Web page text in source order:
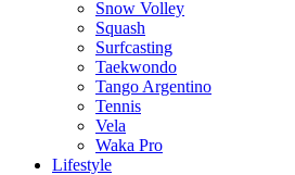
Snow Volley
Squash
Surfcasting
Taekwondo
Tango Argentino
Tennis
Vela
Waka Pro
Lifestyle